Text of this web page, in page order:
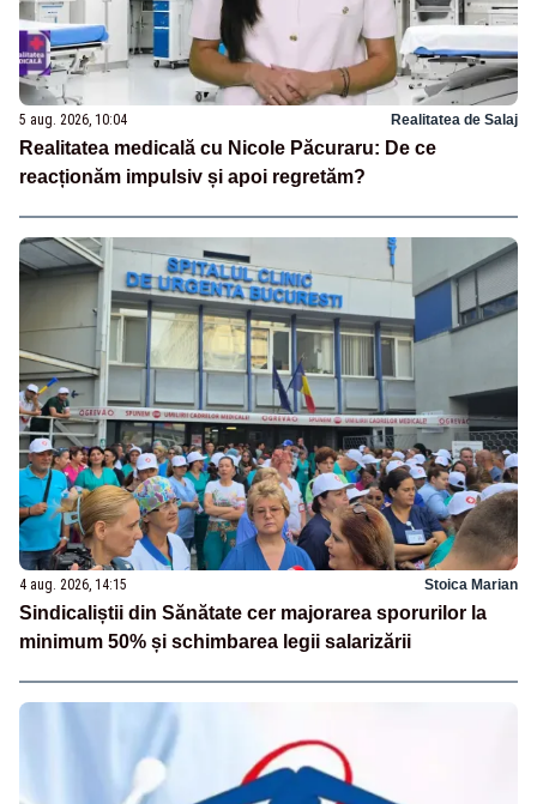
5 aug. 2026, 10:04 Realitatea de Salaj
Realitatea medicală cu Nicole Păcuraru: De ce
reacționăm impulsiv și apoi regretăm?
4 aug. 2026, 14:15 Stoica Marian
Sindicaliștii din Sănătate cer majorarea sporurilor la
minimum 50% și schimbarea legii salarizării